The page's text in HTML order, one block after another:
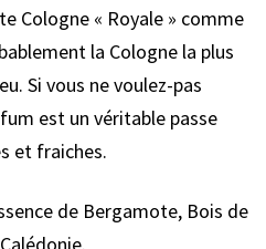
Cologne « Royale » comme
la Cologne la plus
Si vous ne voulez-pas
est un véritable passe
et fraiches.
de Bergamote, Bois de